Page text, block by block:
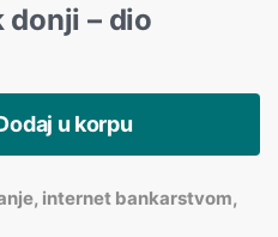
– dio
u korpu
internet bankarstvom,